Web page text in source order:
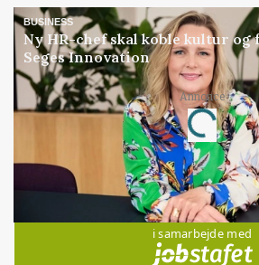
BUSINESS
Ny HR-chef skal koble kultur
Seges Innovation
Annonce
Loading...
Jobs
i samarbejde med